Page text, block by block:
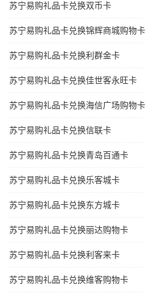
苏宁易购礼品卡兑换双币卡
苏宁易购礼品卡兑换锦辉商城购物卡
苏宁易购礼品卡兑换利群金卡
苏宁易购礼品卡兑换佳世客永旺卡
苏宁易购礼品卡兑换海信广场购物卡
苏宁易购礼品卡兑换信联卡
苏宁易购礼品卡兑换青岛百通卡
苏宁易购礼品卡兑换乐客城卡
苏宁易购礼品卡兑换东方城卡
苏宁易购礼品卡兑换丽达购物卡
苏宁易购礼品卡兑换利客来卡
苏宁易购礼品卡兑换维客购物卡